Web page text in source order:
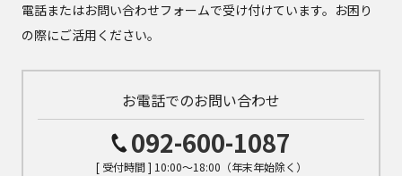
電話またはお問い合わせフォームで受け付けています。お困り
の際にご活用ください。
お電話でのお問い合わせ
092-600-1087
[ 受付時間 ] 10:00～18:00（年末年始除く）